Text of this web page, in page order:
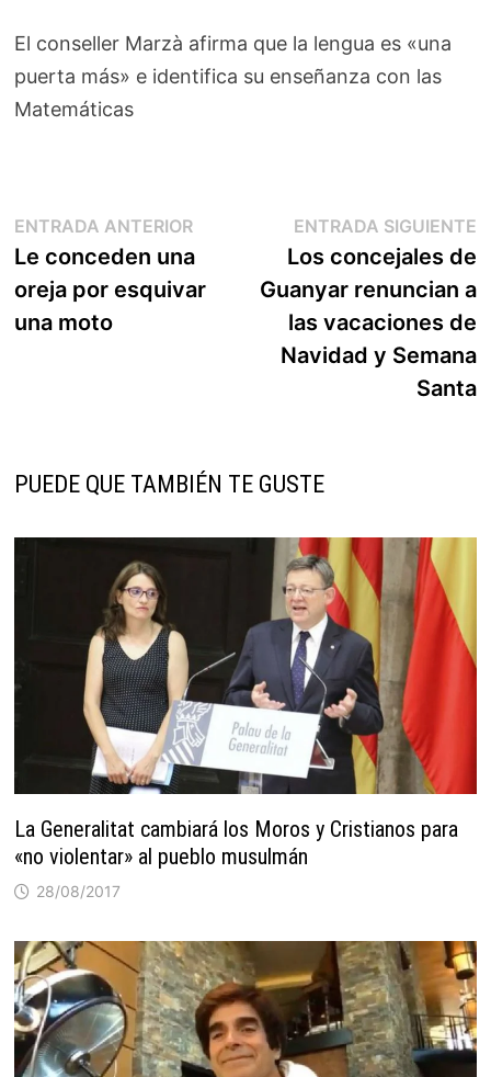
El conseller Marzà afirma que la lengua es «una
puerta más» e identifica su enseñanza con las
Matemáticas
Navegación
de
entradas
ENTRADA ANTERIOREntrada
anterior:
Le conceden una
oreja por esquivar
una moto
ENTRADA SIGUIENTE
Los concejales de
Guanyar renuncian a
las vacaciones de
Navidad y Semana
Santa
PUEDE QUE TAMBIÉN TE GUSTE
La Generalitat cambiará los Moros y Cristianos para
«no violentar» al pueblo musulmán
28/08/2017